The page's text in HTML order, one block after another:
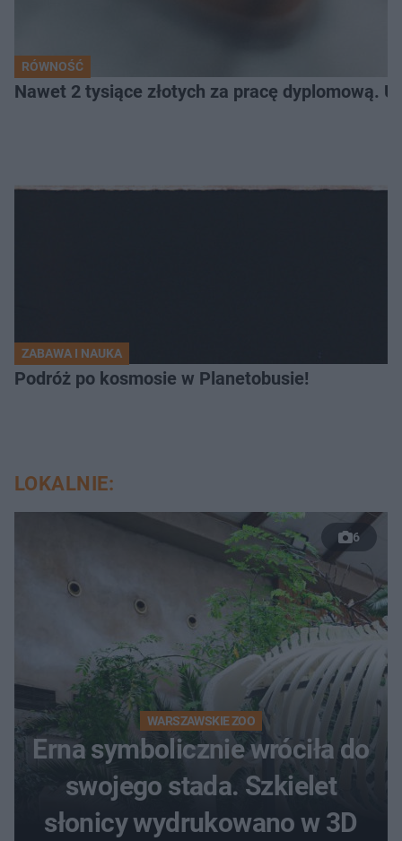
RÓWNOŚĆ
Nawet 2 tysiące złotych za pracę dyplomową.
ZABAWA I NAUKA
Podróż po kosmosie w Planetobusie!
LOKALNIE:
6
WARSZAWSKIE ZOO
Erna symbolicznie wróciła do
swojego stada. Szkielet
słonicy wydrukowano w 3D